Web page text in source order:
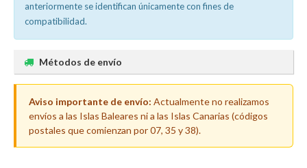
anteriormente se identifican únicamente con fines de
compatibilidad.
Métodos de envío
Aviso importante de envío: Actualmente no realizamos
envíos a las Islas Baleares ni a las Islas Canarias (códigos
postales que comienzan por 07, 35 y 38).